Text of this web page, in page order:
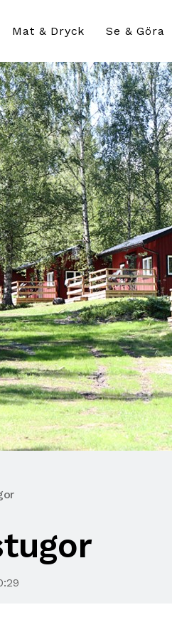
Mat & Dryck Se & Göra